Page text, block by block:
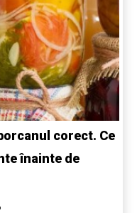
corect. Ce
înainte de